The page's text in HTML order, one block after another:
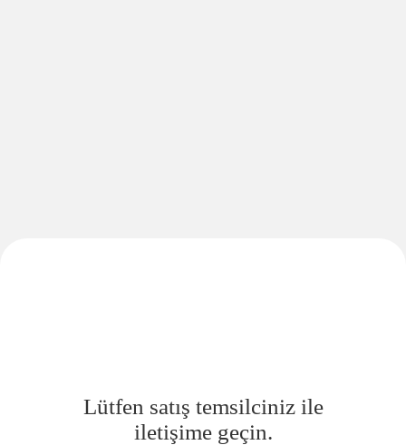
Lütfen satış temsilciniz ile
iletişime geçin.